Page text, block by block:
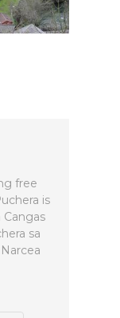
free
is
sa